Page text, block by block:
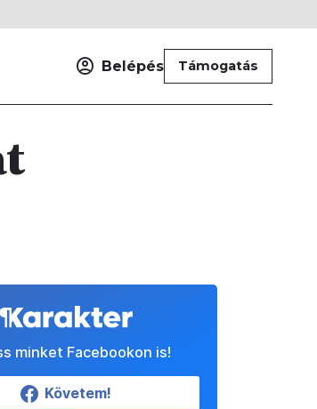
Belépés Támogatás
minket Facebookon is!
Követem!